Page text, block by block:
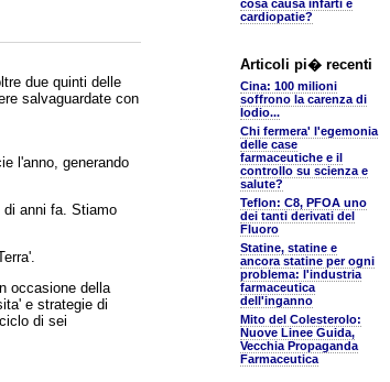
due quinti delle
salvaguardate con
l'anno, generando
di anni fa. Stiamo
occasione della
e strategie di
di sei
cosa causa infarti e
cardiopatie?
Articoli pi� recenti
Cina: 100 milioni
soffrono la carenza di
Iodio...
Chi fermera' l'egemonia
delle case
farmaceutiche e il
controllo su scienza e
salute?
Teflon: C8, PFOA uno
dei tanti derivati del
Fluoro
Statine, statine e
ancora statine per ogni
problema: l'industria
farmaceutica
dell'inganno
Mito del Colesterolo:
Nuove Linee Guida,
Vecchia Propaganda
Farmaceutica